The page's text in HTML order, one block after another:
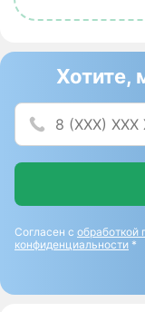
Хотите,
Согласен с обработкой
конфиденциальности *